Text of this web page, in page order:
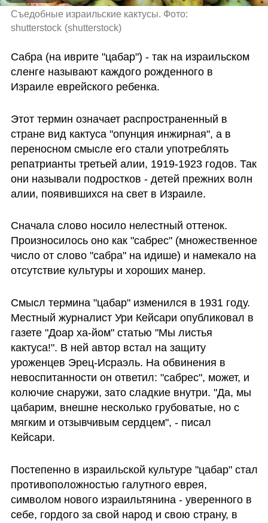
Съедобные израильские кактусы. Фото:
shutterstock (shutterstock)
Сабра (на иврите "цабар") - так на израильском
сленге называют каждого рожденного в
Израиле еврейского ребенка.
Этот термин означает распространенный в
стране вид кактуса "опунция инжирная", а в
переносном смысле его стали употреблять
репатрианты третьей алии, 1919-1923 годов. Так
они называли подростков - детей прежних волн
алии, появившихся на свет в Израиле.
Сначала слово носило нелестный оттенок.
Произносилось оно как "сабрес" (множественное
число от слово "сабра" на идише) и намекало на
отсутствие культуры и хороших манер.
Смысл термина "цабар" изменился в 1931 году.
Местный журналист Ури Кейсари опубликовал в
газете "Доар ха-йом" статью "Мы листья
кактуса!". В ней автор встал на защиту
уроженцев Эрец-Исраэль. На обвинения в
невоспитанности он ответил: "сабрес", может, и
колючие снаружи, зато сладкие внутри. "Да, мы
цабарим, внешне несколько грубоватые, но с
мягким и отзывчивым сердцем", - писал
Кейсари.
Постепенно в израильской культуре "цабар" стал
противоположностью галутного еврея,
символом нового израильтянина - уверенного в
себе, гордого за свой народ и свою страну, в